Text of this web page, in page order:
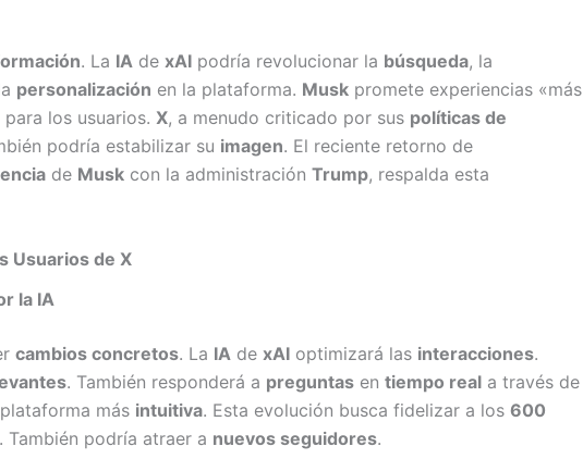
. La IA de xAI podría revolucionar la búsqueda, la
personalización en la plataforma. Musk promete experiencias «más
para los usuarios. X, a menudo criticado por sus políticas de
podría estabilizar su imagen. El reciente retorno de
de Musk con la administración Trump, respalda esta
Usuarios de X
la IA
cambios concretos. La IA de xAI optimizará las interacciones.
. También responderá a preguntas en tiempo real a través de
más intuitiva. Esta evolución busca fidelizar a los 600
. También podría atraer a nuevos seguidores.